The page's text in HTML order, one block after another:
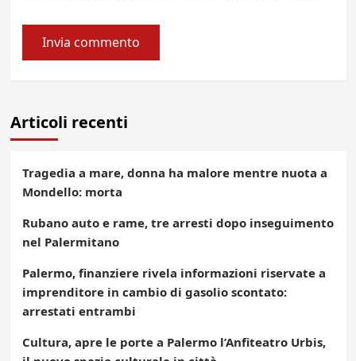
Articoli recenti
Tragedia a mare, donna ha malore mentre nuota a
Mondello: morta
Rubano auto e rame, tre arresti dopo inseguimento
nel Palermitano
Palermo, finanziere rivela informazioni riservate a
imprenditore in cambio di gasolio scontato:
arrestati entrambi
Cultura, apre le porte a Palermo l’Anfiteatro Urbis,